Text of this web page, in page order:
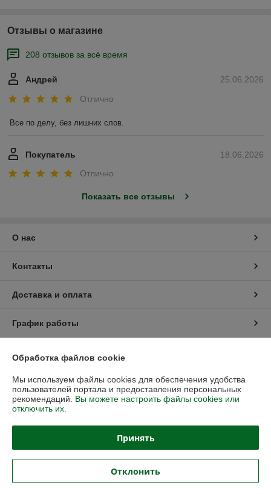
Отзывы о магазине
208 отзывов за всё время
25.06.2026
Андрей
Отлично
Все по делу, без лишних слов.
18.06.2026
Покупатель
Отлично
Показать все отзывы
О нас
Контакты
Доставка и оплата
График работы
Политика обработки cookies
Сайт создан на платформе Deal.by
Обработка файлов cookie
Мы используем файлы cookies для обеспечения удобства
пользователей портала и предоставления персональных
рекомендаций. Вы можете настроить файлы cookies или
отключить их.
Принять
Отклонить